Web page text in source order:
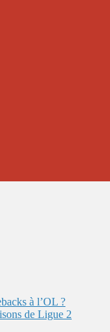
à l’OL ?
de Ligue 2